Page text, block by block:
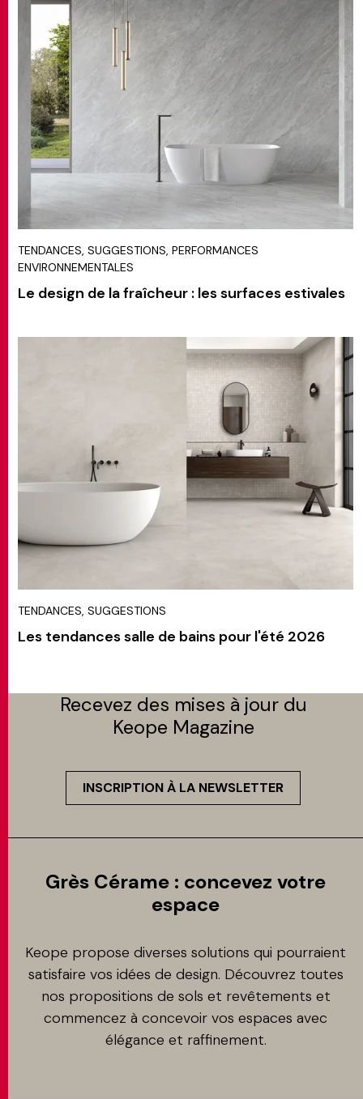
TENDANCES, SUGGESTIONS, PERFORMANCES
ENVIRONNEMENTALES
Le design de la fraîcheur : les surfaces estivales
TENDANCES, SUGGESTIONS
Les tendances salle de bains pour l'été 2026
Recevez des mises à jour du
Keope Magazine
INSCRIPTION À LA NEWSLETTER
Grès Cérame : concevez votre
espace
Keope propose diverses solutions qui pourraient
satisfaire vos idées de design. Découvrez toutes
nos propositions de sols et revêtements et
commencez à concevoir vos espaces avec
élégance et raffinement.